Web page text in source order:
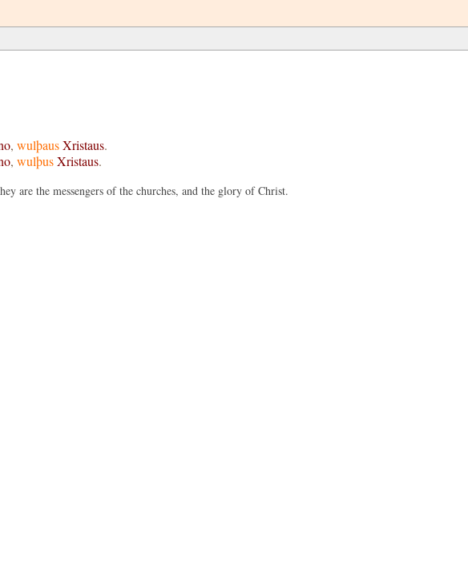
, wulþaus Xristaus.
, wulþus Xristaus.
are the messengers of the churches, and the glory of Christ.